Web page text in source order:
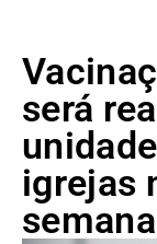
será
igrejas